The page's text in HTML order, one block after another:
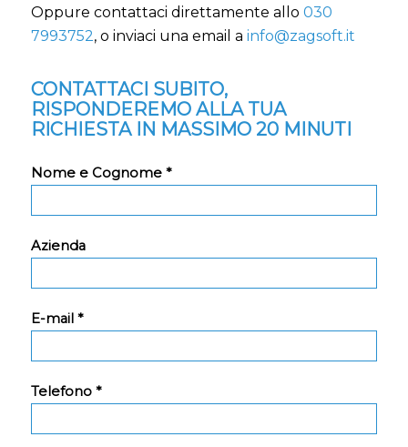
Oppure contattaci direttamente allo 030
7993752, o inviaci una email a info@zagsoft.it
CONTATTACI SUBITO,
RISPONDEREMO ALLA TUA
RICHIESTA IN MASSIMO 20 MINUTI
Nome e Cognome *
Azienda
E-mail *
Telefono *